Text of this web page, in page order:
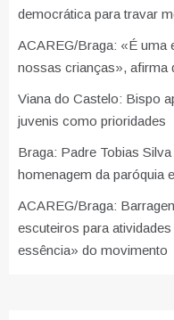
democrática para travar
ACAREG/Braga: «É uma
nossas crianças», afirma
Viana do Castelo: Bispo
juvenis como prioridades
Braga: Padre Tobias
homenagem da paróquia
ACAREG/Braga:
escuteiros para
essência» do movimento